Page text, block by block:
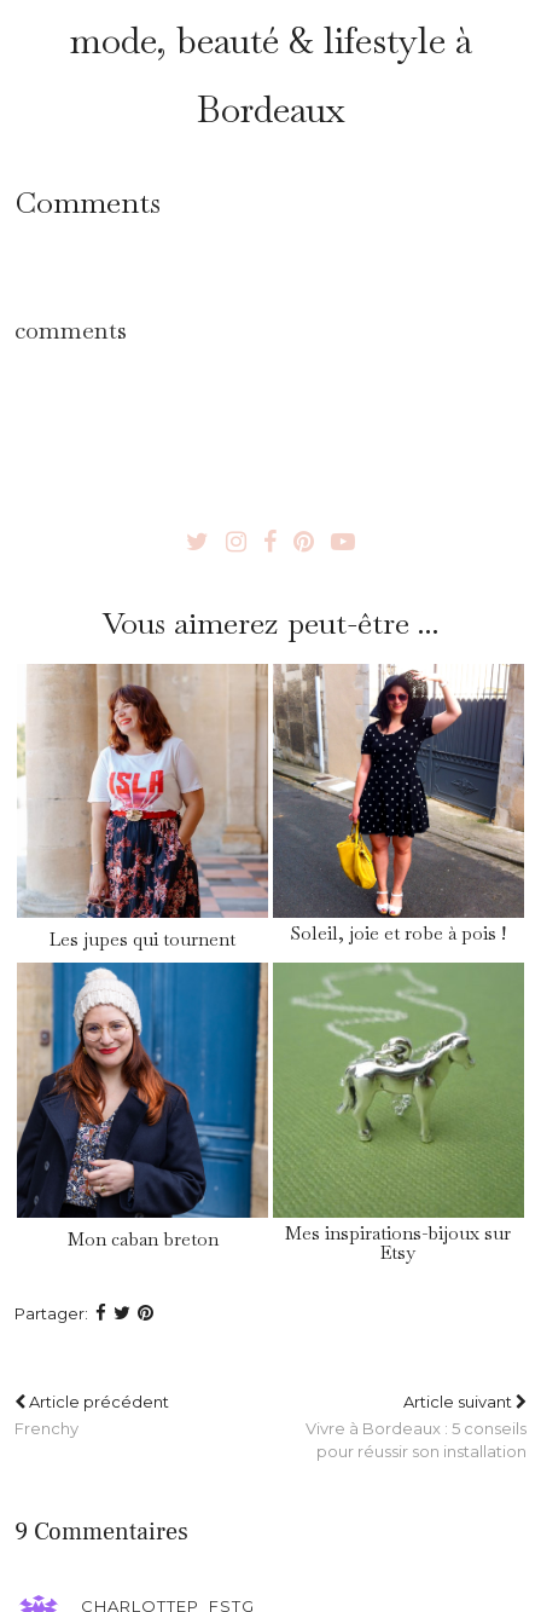
mode, beauté & lifestyle à
Bordeaux
Comments
comments
Vous aimerez peut-être ...
Les jupes qui tournent Soleil, joie et robe à pois !
Mon caban breton
Mes inspirations-bijoux sur
Etsy
Partager:
Article précédent
Frenchy
Article suivant
Vivre à Bordeaux : 5 conseils
pour réussir son installation
9 Commentaires
CHARLOTTEP_FSTG